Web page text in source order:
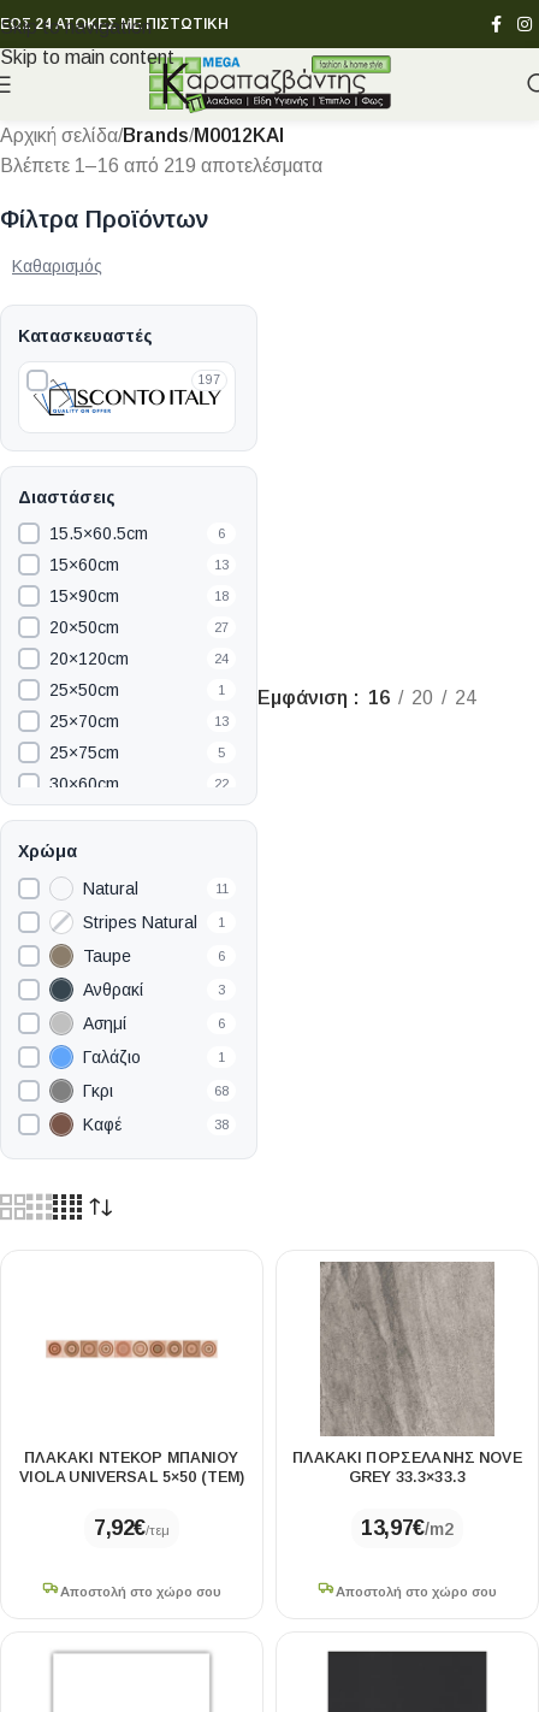
Skip to navigation
Skip to main content
ΕΩΣ 24 ΑΤΟΚΕΣ ΜΕ ΠΙΣΤΩΤΙΚΗ
Αρχική σελίδα/Brands/M0012KAI
Βλέπετε 1–16 από 219 αποτελέσματα
Φίλτρα Προϊόντων
Καθαρισμός
Κατασκευαστές
197
Χρώμα
Natural
11
Stripes Natural 1
Taupe 6
Ανθρακί 3
Ασημί 6
Γαλάζιο 1
Γκρι 68
Καφέ 38
Κόκκινο 1
Μπλε
Ροζ 4
Διαστάσεις
15.5×60.5cm
6
15×60cm 13
15×90cm 18
20×50cm 27
20×120cm 24
25×50cm 1
25×70cm 13
25×75cm 5
30×60cm 22
45×45cm
60×60cm
60×120cm
Εμφάνιση 16 20 24
ΠΛΑΚΑΚΙ ΝΤΕΚΟΡ ΜΠΑΝΙΟΥ
VIOLA UNIVERSAL 5×50 (TEM)
7,92€/τεμ
Αποστολή στο χώρο σου
ΠΛΑΚΑΚΙ ΠΟΡΣΕΛΑΝΗΣ NOVE
GREY 33.3×33.3
13,97€/m2
Αποστολή στο χώρο σου